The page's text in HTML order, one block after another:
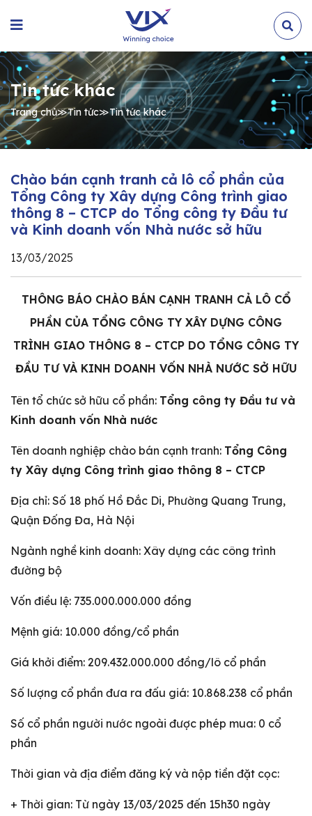
Tin tức khác
Trang chủ≫Tin tức≫Tin tức khác
Chào bán cạnh tranh cả lô cổ phần của
Tổng Công ty Xây dựng Công trình giao
thông 8 – CTCP do Tổng công ty Đầu tư
và Kinh doanh vốn Nhà nước sở hữu
13/03/2025
THÔNG BÁO CHÀO BÁN CẠNH TRANH CẢ LÔ CỔ
PHẦN CỦA TỔNG CÔNG TY XÂY DỰNG CÔNG
TRÌNH GIAO THÔNG 8 – CTCP DO TỔNG CÔNG TY
ĐẦU TƯ VÀ KINH DOANH VỐN NHÀ NƯỚC SỞ HỮU
Tên tổ chức sở hữu cổ phần: Tổng công ty Đầu tư và
Kinh doanh vốn Nhà nước
Tên doanh nghiệp chào bán cạnh tranh: Tổng Công
ty Xây dựng Công trình giao thông 8 – CTCP
Địa chỉ: Số 18 phố Hồ Đắc Di, Phường Quang Trung,
Quận Đống Đa, Hà Nội
Ngành nghề kinh doanh: Xây dựng các công trình
đường bộ
Vốn điều lệ: 735.000.000.000 đồng
Mệnh giá: 10.000 đồng/cổ phần
Giá khởi điểm: 209.432.000.000 đồng/lô cổ phần
Số lượng cổ phần đưa ra đấu giá: 10.868.238 cổ phần
Số cổ phần người nước ngoài được phép mua: 0 cổ
phần
Thời gian và địa điểm đăng ký và nộp tiền đặt cọc:
+ Thời gian: Từ ngày 13/03/2025 đến 15h30 ngày